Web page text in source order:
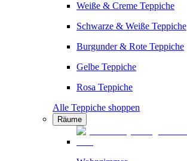
Weiße & Creme Teppiche
Schwarze & Weiße Teppiche
Burgunder & Rote Teppiche
Gelbe Teppiche
Rosa Teppiche
Alle Teppiche shoppen
Räume